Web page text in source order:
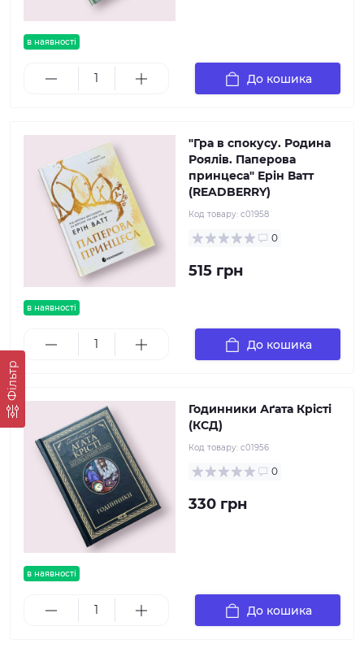
Фільтр
в наявності
До кошика
в наявності
"Гра в спокусу. Родина
Роялів. Паперова
принцеса" Ерін Ватт
(READBERRY)
Код товару: c01958
0
515 грн
До кошика
в наявності
Годинники Аґата Крісті
(КСД)
Код товару: c01956
0
330 грн
До кошика